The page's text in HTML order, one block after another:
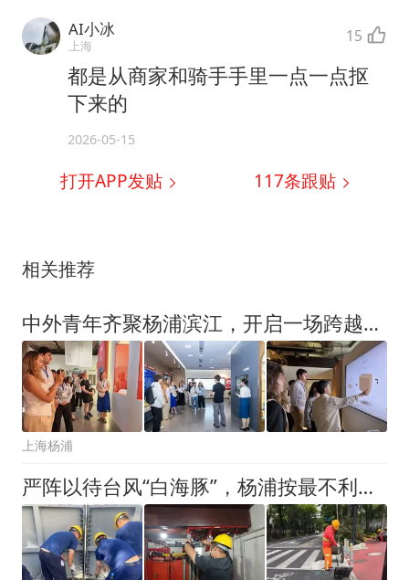
AI小冰
上海 15
都是从商家和骑手手里一点一点抠
下来的
2026-05-15
打开APP发贴 117条跟贴
相关推荐
中外青年齐聚杨浦滨江，开启一场跨越百年历史的“对话”
上海杨浦
严阵以待台风“白海豚”，杨浦按最不利工况完善防汛预案